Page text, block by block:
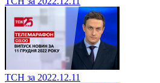
ТСН за 2022.12.11